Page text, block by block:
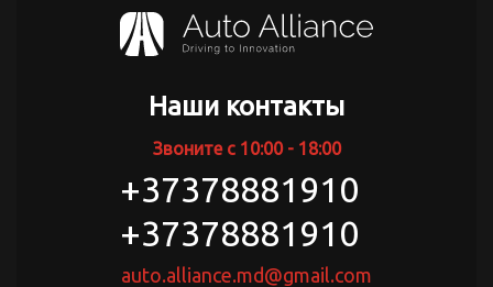
Наши контакты
Звоните с 10:00 - 18:00
+37378881910
+37378881910
auto.alliance.md@gmail.com